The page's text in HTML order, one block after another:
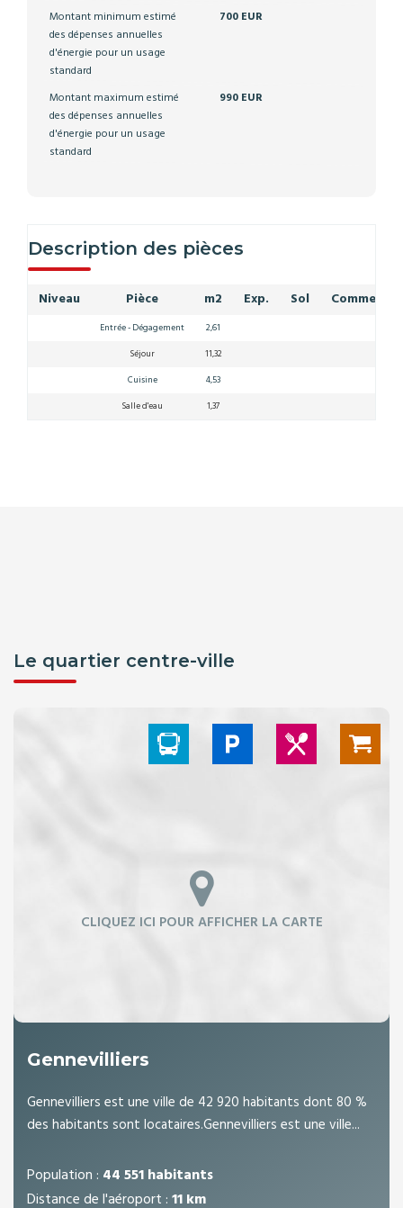
Montant minimum estimé
des dépenses annuelles
d'énergie pour un usage
standard
700 EUR
Montant maximum estimé
des dépenses annuelles
d'énergie pour un usage
standard
990 EUR
Description des pièces
Niveau Pièce m2 Exp. Sol
Entrée - Dégagement
2,61
Séjour
11,32
Cuisine
4,53
Salle d'eau
1,37
Le quartier centre-ville
Gennevilliers
Gennevilliers est une ville de 42 920 habitants dont 80 %
des habitants sont locataires.Gennevilliers est une ville...
Population : 44 551 habitants
Distance de l'aéroport :11 km